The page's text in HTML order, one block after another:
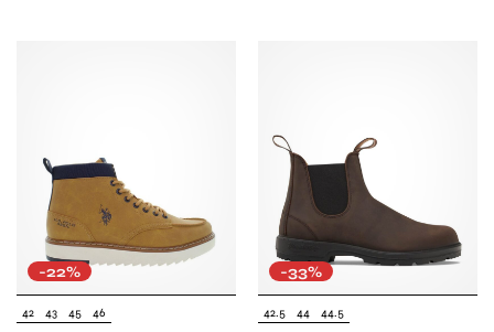
-22%
42 43 45 46
-33%
42.5 44 44.5